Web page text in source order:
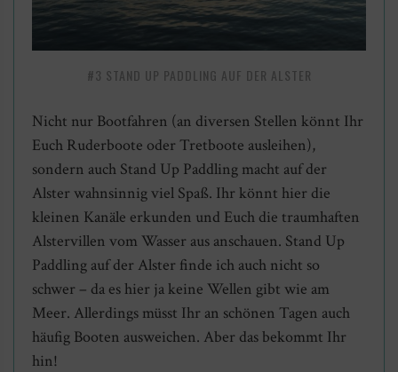
#3 STAND UP PADDLING AUF DER ALSTER
Nicht nur Bootfahren (an diversen Stellen könnt Ihr
Euch Ruderboote oder Tretboote ausleihen),
sondern auch Stand Up Paddling macht auf der
Alster wahnsinnig viel Spaß. Ihr könnt hier die
kleinen Kanäle erkunden und Euch die traumhaften
Alstervillen vom Wasser aus anschauen. Stand Up
Paddling auf der Alster finde ich auch nicht so
schwer – da es hier ja keine Wellen gibt wie am
Meer. Allerdings müsst Ihr an schönen Tagen auch
häufig Booten ausweichen. Aber das bekommt Ihr
hin!